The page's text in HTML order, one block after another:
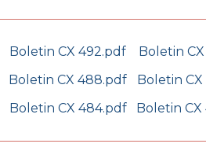
Boletin CX 492.pdf
Boletin
Boletin CX 488.pdf
Boletin
Boletin CX 484.pdf Boletin